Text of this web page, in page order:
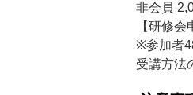
非会員
【研修会
※参加者
受講方法